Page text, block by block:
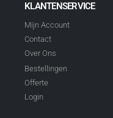
KLANTENSERVICE
Mijn Account
Contact
Over Ons
Bestellingen
Offerte
Login